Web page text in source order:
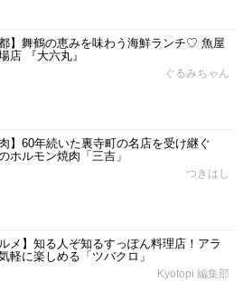
都】舞鶴の恵みを味わう海鮮ランチ♡ 魚屋
店 『大六丸』
ぐるみちゃん
肉】60年続いた裏寺町の名店を受け継ぐ
ホルモン焼肉「三吉」
つきはし
ルメ】知る人ぞ知るすっぽん料理店！アラ
軽に楽しめる「ツバクロ」
Kyotopi 編集部